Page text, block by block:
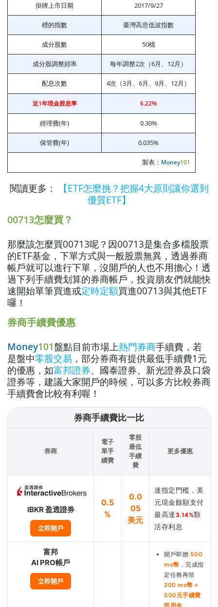
掛牌上市日期 2017/9/27
標的指數 臺灣高息低波指數
成分股數 50檔
成分股調整頻率 每年調整2次（6月、12月）
配息次數 4次（3月、6月、9月、12月）
近1年現金股息率 6.22%
經理費(年) 0.30%
保管費(年) 0.035%
製表： Money101
閱讀更多：
【ETF怎麼挑？把握4大原則讓你選到
優質ETF】
00713怎麼買？
那麼該怎麼買00713呢？因00713是集合多檔股票
的ETF基金，下單方式與一般股票無異，透過券商
帳戶就可以進行下單，沒開戶的人也不用擔心！透
過下列手續費划算的券商帳戶，投資朋友們就能快
速開始單筆買進或定時定額買進00713與其他ETF
囉！
券商手續費優惠
Money101盤點目前市場上熱門券商手續費，若
是盤中零股交易 ，部分券商有提供最低手續費1元
的優惠，如富邦證券、國泰證券、新光證券及 口袋
證券等，建議大家開戶的時候，可以多方比較券商
手續費會比較有利喔！
券商手續費比一比
券商
電子
單手
續費
零股
最低
手續
費
更多優惠
IBKR 盈透證券
立即開戶
0.5
%
0.0
05
美元
達指定門檻，美
元現金餘額支付
最高達3.14%類
活存利息
富邦
AI PRO帳戶
立即開戶
開戶即贈 500
mo幣 ，完成指
定任務再領
200 mo幣＋
500元手續費
抵用金